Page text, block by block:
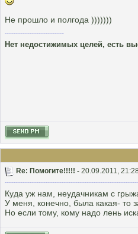
Не прошло и полгода )))))))
Нет недостижимых целей, есть
Re: Помогите!!!!! - 20.09.2011,
Куда уж нам, неудачникам с
У меня, конечно, была какая- то
Но если тому, кому надо лень